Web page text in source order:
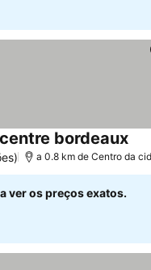
bordeaux
a 0.8 km de Centro da
ver os preços exatos.